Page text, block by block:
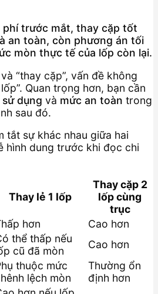
phí trước mắt, thay cặp tốt
an toàn, còn phương án tối
mòn thực tế của lốp còn lại.
“thay cặp”, vấn đề không
Quan trọng hơn, bạn cần
dụng và mức an toàn trong
sau đó.
tắt sự khác nhau giữa hai
hình dung trước khi đọc chi
Thay lẻ 1 lốp
Thay cặp 2
lốp cùng
trục
hơn
Cao hơn
thể thấp nếu
cũ đã mòn
Cao hơn
thuộc mức
lệch mòn
Thường ổn
định hơn